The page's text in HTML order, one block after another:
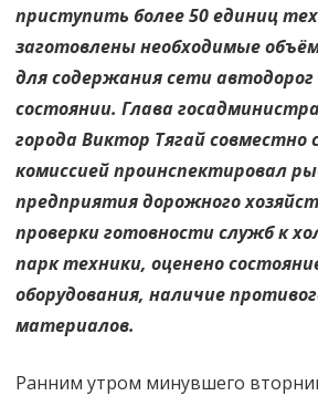
приступить более 50 единиц
заготовлены необходимые
для содержания сети
состоянии. Глава
города Виктор Тягай совместно
комиссией проинспектировал
предприятия дорожного
проверки готовности служб к
парк техники, оценено
оборудования, наличие
материалов.
Ранним утром минувшего